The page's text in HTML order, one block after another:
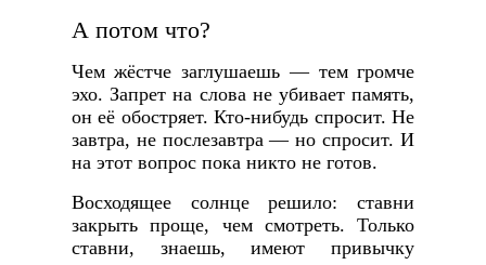
А потом что?
Чем жёстче заглушаешь — тем громче
эхо. Запрет на слова не убивает память,
он её обостряет. Кто-нибудь спросит. Не
завтра, не послезавтра — но спросит. И
на этот вопрос пока никто не готов.
Восходящее солнце решило: ставни
закрыть проще, чем смотреть. Только
ставни, знаешь, имеют привычку